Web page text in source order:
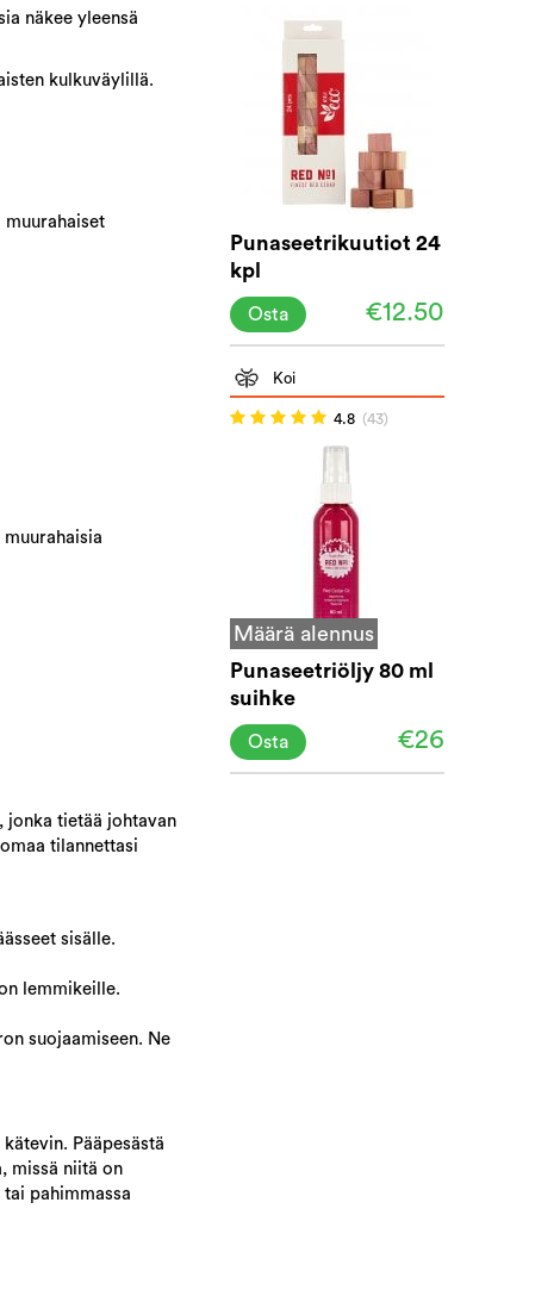
Punaseetrikuutiot 24
kpl
€12.50
Osta
Koi
4.8 (43)
Määrä alennus
Punaseetriöljy 80 ml
suihke
€26
Osta
näkee yleensä
kulkuväylillä.
jonka tietää johtavan
tilannettasi
sisälle.
lemmikeille.
suojaamiseen. Ne
Pääpesästä
missä niitä on
pahimmassa